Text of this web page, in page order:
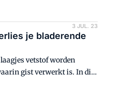
3 JUL. 23
je bladerende
vetstof worden
gist verwerkt is. In dit